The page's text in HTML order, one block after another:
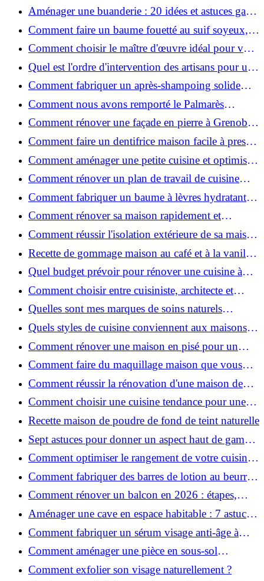
2026 ?
Aménager une buanderie : 20 idées et astuces gain
de place pour un espace fonctionnel et stylé
Comment faire un baume fouetté au suif soyeux,
fait maison ?
Comment choisir le maître d'œuvre idéal pour vos
travaux de rénovation ?
Quel est l'ordre d'intervention des artisans pour une
rénovation ?
Comment fabriquer un après-shampoing solide
naturel pour cheveux ?
Comment nous avons remporté le Palmarès
(Ré)HABITER 2025 : les coulisses du projet primé
?
Comment rénover une façade en pierre à Grenoble
: techniques, coûts et conseils
Comment faire un dentifrice maison facile à presser
?
Comment aménager une petite cuisine et optimiser
chaque centimètre carré ?
Comment rénover un plan de travail de cuisine
facilement : guide étape par étape
Comment fabriquer un baume à lèvres hydratant et
naturel au suif ?
Comment rénover sa maison rapidement et
efficacement ?
Comment réussir l'isolation extérieure de sa maison
pour une rénovation performante et durable ?
Recette de gommage maison au café et à la vanille
pour une peau douce
Quel budget prévoir pour rénover une cuisine à
Voiron en 2026 : coûts et aides locales ?
Comment choisir entre cuisiniste, architecte et
contractant général à Voiron ?
Quelles sont mes marques de soins naturels
préférées ?
Quels styles de cuisine conviennent aux maisons et
appartements du Voironnais ?
Comment rénover une maison en pisé pour un
habitat sain et performant ?
Comment faire du maquillage maison que vous
utiliserez vraiment ?
Comment réussir la rénovation d'une maison de
ville en 2026 ?
Comment choisir une cuisine tendance pour une
rénovation en 2026 ?
Recette maison de poudre de fond de teint naturelle
Sept astuces pour donner un aspect haut de gamme
à votre cuisine
Comment optimiser le rangement de votre cuisine
et gagner de la place ?
Comment fabriquer des barres de lotion au beurre
de karité ?
Comment rénover un balcon en 2026 : étapes,
budget et matériaux ?
Aménager une cave en espace habitable : 7 astuces
essentielles
Comment fabriquer un sérum visage anti-âge à
l'huile de rose musquée ?
Comment aménager une pièce en sous-sol
efficacement ?
Comment exfolier son visage naturellement ?